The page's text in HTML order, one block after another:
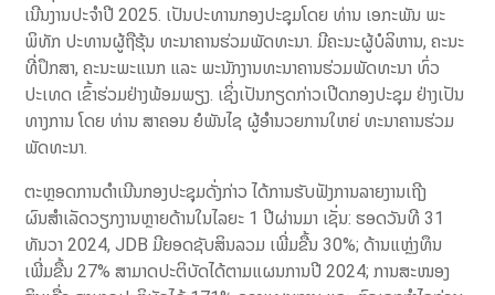
ເນີນງານປະຈໍາປີ 2025. ເປັນປະທານກອງປະຊຸມໂດຍ ທ່ານ ເອກະພັນ ພະ
ພິທັກ ປະທານຜູ້ຖືຮຸ້ນ ທະນາຄານຮ່ວມພັດທະນາ. ມີຄະນະຜູ້ບໍລິຫານ, ຄະນະ
ທີ່ປຶກສາ, ຄະນະພະແນກ ແລະ ພະນັກງານທະນາຄານຮ່ວມພັດທະນາ ທົ່ວ
ປະເທດ ເຂົ້າຮ່ວມຢ່າງພ້ອມພຽງ. ເຊິ່ງເປັນກຽດກ່າວເປີດກອງປະຊຸມ ຢ່າງເປັນ
ທາງການ ໂດຍ ທ່ານ ສາຄອນ ຍໍພັນໄຊ ຜູ້ອຳນວຍການໃຫຍ່ ທະນາຄານຮ່ວມ
ພັດທະນາ.
ຕະຫຼອດການດຳເນີນກອງປະຊຸມດັ່ງກ່າວ ໄດ້ການຮັບຟັງການລາຍງານເຖີງ
ຜົນສຳເລັດວຽກງານຫຼາຍດ້ານໃນໄລຍະ 1 ປີຜ່ານມາ ເຊັ່ນ: ຮອດວັນທີ 31
ທັນວາ 2024, JDB ມີຍອດຊັບສິນລວມ ເພີ່ມຂື້ນ 30%; ດ້ານແຫຼ່ງທຶນ
ເພີ່ມຂື້ນ 27% ສາມາດປະຕິບັດໄດ້ຕາມແຜນການປີ 2024; ການສະໜອງ